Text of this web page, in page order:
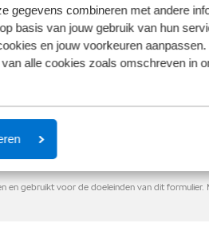
gegevens combineren met andere
basis van jouw gebruik van hun
en jouw voorkeuren
alle cookies zoals omschreven in
en gebruikt voor de doeleinden van dit